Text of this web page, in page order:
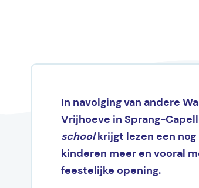
In navolging van andere
Vrijhoeve in Sprang-
schoolkrijgt lezen een
kinderen meer en vooral
feestelijke opening.